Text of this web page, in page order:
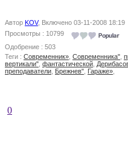
Автор KOV, Включено 03-11-2008 18:19
Просмотры : 10799
Одобрение : 503
Теги : Современник» Современника"
вертикали" фантастической
преподаватели Брежнев" Гараже»
0